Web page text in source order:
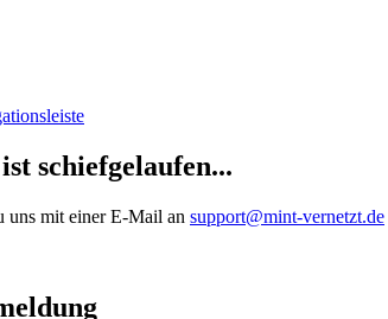
schiefgelaufen...
uns mit einer E-Mail an support@mint-vernetzt.de